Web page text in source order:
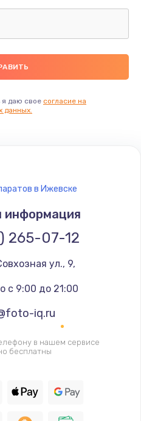
руб.
управления
руб.
руб.
клапана
руб.
я даю свое согласие на
данных.
в Ижевске
информация
265-07-12
ул., 9,
с 9:00 до 21:00
iq.ru
в нашем сервисе
бесплатны